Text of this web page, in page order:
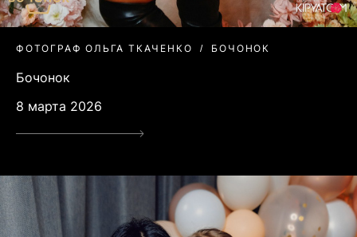
ФОТОГРАФ ОЛЬГА ТКАЧЕНКО БОЧОНОК
Бочонок
8 марта 2026